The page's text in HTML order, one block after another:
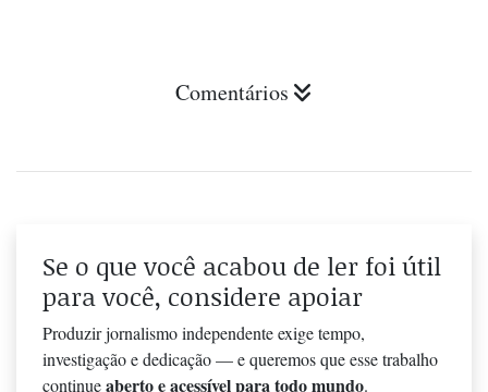
Comentários
Se o que você acabou de ler foi útil
para você, considere apoiar
Produzir jornalismo independente exige tempo,
investigação e dedicação — e queremos que esse trabalho
continueaberto e acessível para todo mundo.